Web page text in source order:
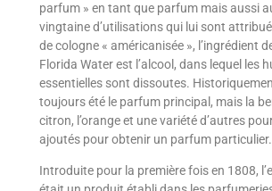
parfum » en tant que parfum mais aussi
vingtaine d’utilisations qui lui sont
de cologne « américanisée », l’ingrédient
Florida Water est l’alcool, dans lequel les
essentielles sont dissoutes.
toujours été le parfum principal, mais la
citron, l’orange et une variété d’autres
ajoutés pour obtenir un parfum particulier.
Introduite pour la première fois en 1808,